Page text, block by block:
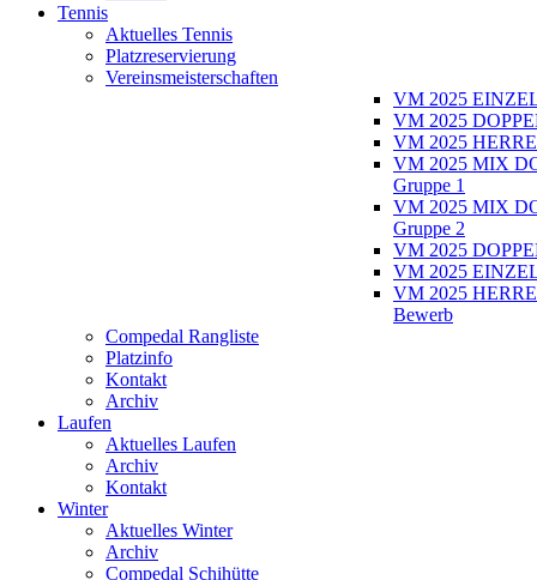
Tennis
Aktuelles Tennis
Platzreservierung
Vereinsmeisterschaften
VM 2025
VM 2025
VM 2025
VM 2025 MIX
Gruppe 1
VM 2025 MIX
Gruppe 2
VM 2025
VM 2025
VM 2025
Bewerb
Compedal Rangliste
Platzinfo
Kontakt
Archiv
Laufen
Aktuelles Laufen
Archiv
Kontakt
Winter
Aktuelles Winter
Archiv
Compedal Schihütte